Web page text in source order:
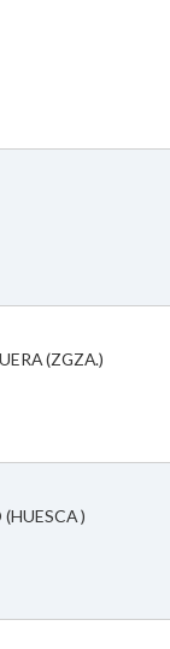
(ZGZA.)
)